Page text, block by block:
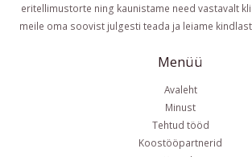
eritellimustorte ning kaunistame need vastavalt
meile oma soovist julgesti teada ja leiame
Menüü
Avaleht
Minust
Tehtud tööd
Koostööpartnerid